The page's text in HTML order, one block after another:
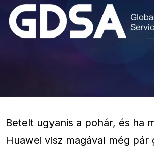
Betelt ugyanis a pohár, és ha
Huawei visz magával még pár